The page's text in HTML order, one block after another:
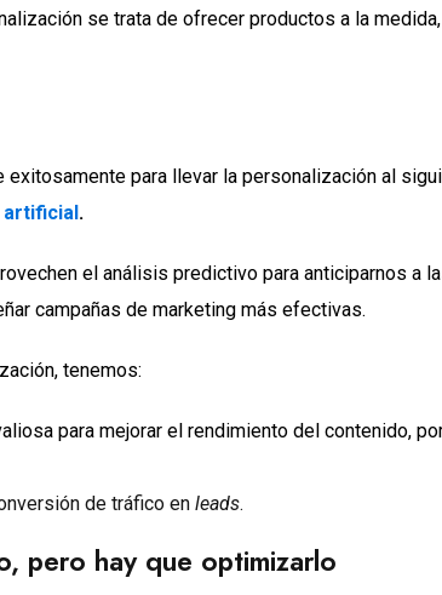
se trata de ofrecer productos a la
exitosamente para llevar la personalización al
artificial.
el análisis predictivo para anticiparnos a
campañas de marketing más efectivas.
tenemos:
para mejorar el rendimiento del contenido,
de tráfico en leads.
pero hay que optimizarlo